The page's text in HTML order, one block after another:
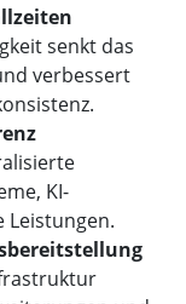
senkt das
verbessert
KI-